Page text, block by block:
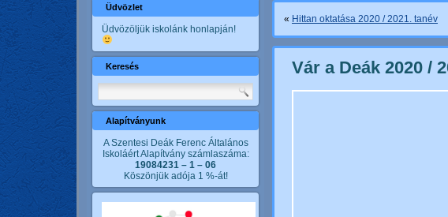
Üdvözlet
Üdvözöljük iskolánk honlapján!
Keresés
Alapítványunk
A Szentesi Deák Ferenc Általános
Iskoláért Alapítvány számlaszáma:
19084231 – 1 – 06
Köszönjük adója 1 %-át!
« Hittan oktatása 2020 / 2021. tanév
Vár a Deák 2020 /